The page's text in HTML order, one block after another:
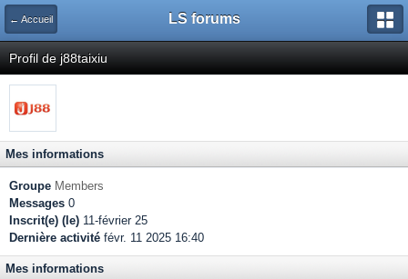
← Accueil LS forums
Profil de j88taixiu
Mes informations
Groupe Members
Messages 0
Inscrit(e) (le) 11-février 25
Dernière activité févr. 11 2025 16:40
Mes informations